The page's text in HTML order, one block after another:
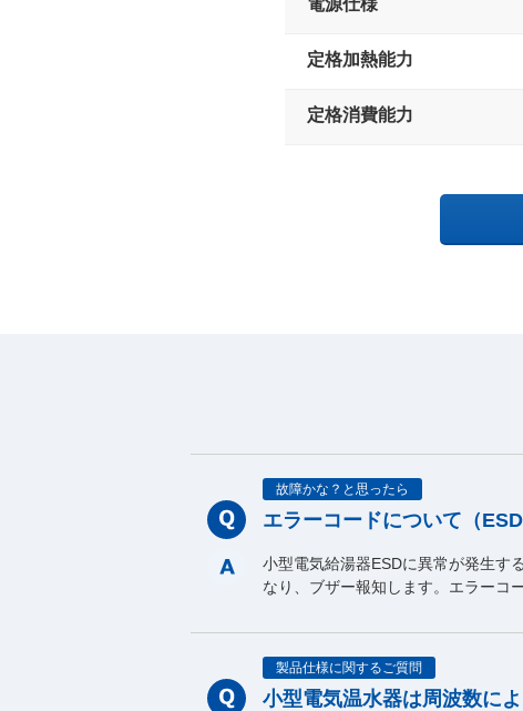
定格加熱能力
定格消費能力
故障かな？と思ったら
エラーコードについて（ESD
小型電気給湯器ESDに異常が発生す
なり、ブザー報知します。エラーコ
製品仕様に関するご質問
小型電気温水器は周波数に